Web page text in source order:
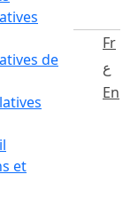
de
et
Fr
ع
En